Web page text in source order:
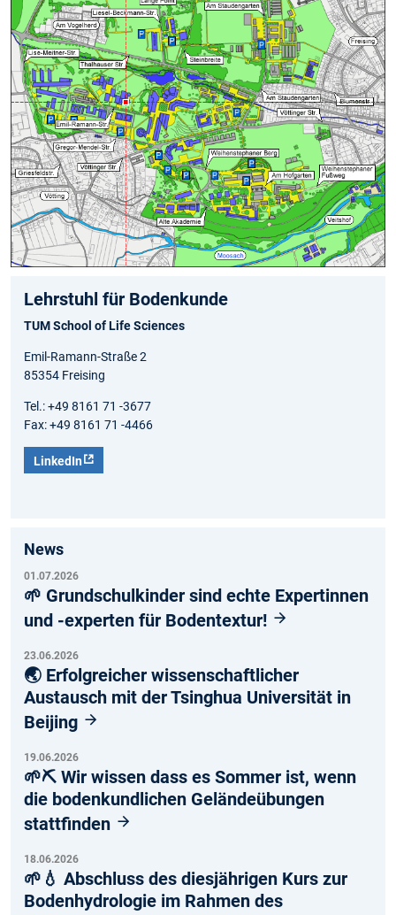
Lehrstuhl für Bodenkunde
TUM School of Life Sciences
Emil-Ramann-Straße 2
85354 Freising
Tel.: +49 8161 71 -3677
Fax: +49 8161 71 -4466
LinkedIn
News
01.07.2026
🌱 Grundschulkinder sind echte Expertinnen
und -experten für Bodentextur!
23.06.2026
🌏 Erfolgreicher wissenschaftlicher
Austausch mit der Tsinghua Universität in
Beijing
19.06.2026
🌱⛏️ Wir wissen dass es Sommer ist, wenn
die bodenkundlichen Geländeübungen
stattfinden
18.06.2026
🌱💧 Abschluss des diesjährigen Kurs zur
Bodenhydrologie im Rahmen des